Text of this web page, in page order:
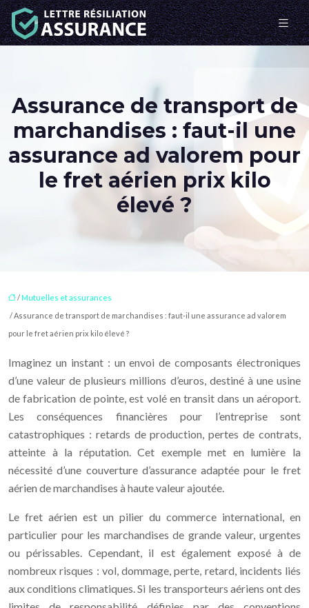
Assurance de transport de
marchandises : faut-il une
assurance ad valorem pour
le fret aérien prix kilo
élevé ?
/Mutuelles et assurances
/ Assurance de transport de marchandises : faut-il une assurance ad valorem
pour le fret aérien prix kilo élevé ?
Imaginez un instant : un envoi de composants électroniques
d’une valeur de plusieurs millions d’euros, destiné à une usine
de fabrication de pointe, est volé en transit dans un aéroport.
Les conséquences financières pour l’entreprise sont
catastrophiques : retards de production, pertes de contrats,
atteinte à la réputation. Cet exemple met en lumière la
nécessité d’une couverture d’assurance adaptée pour le fret
aérien de marchandises à haute valeur ajoutée.
Le fret aérien est un pilier du commerce international, en
particulier pour les marchandises de grande valeur, urgentes
ou périssables. Cependant, il est également exposé à de
nombreux risques : vol, dommage, perte, retard, incidents liés
aux conditions climatiques. Si les transporteurs aériens ont des